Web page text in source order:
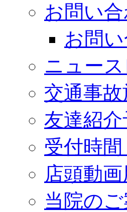
お問い
お問
ニュー
交通事
友達紹
受付時
店頭動
当院の